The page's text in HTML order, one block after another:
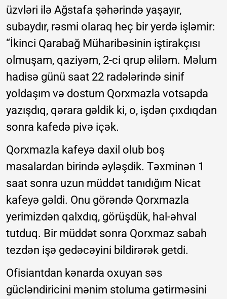
üzvləri ilə Ağstafa şəhərində yaşayır,
subaydır, rəsmi olaraq heç bir yerdə işləmir:
“İkinci Qarabağ Müharibəsinin iştirakçısı
olmuşam, qaziyəm, 2-ci qrup əliləm. Məlum
hadisə günü saat 22 radələrində sinif
yoldaşım və dostum Qorxmazla votsapda
yazışdıq, qərara gəldik ki, o, işdən çıxdıqdan
sonra kafedə pivə içək.
Qorxmazla kafeyə daxil olub boş
masalardan birində əyləşdik. Təxminən 1
saat sonra uzun müddət tanıdığım Nicat
kafeyə gəldi. Onu görəndə Qorxmazla
yerimizdən qalxdıq, görüşdük, hal-əhval
tutduq. Bir müddət sonra Qorxmaz sabah
tezdən işə gedəcəyini bildirərək getdi.
Ofisiantdan kənarda oxuyan səs
gücləndiricini mənim stoluma gətirməsini